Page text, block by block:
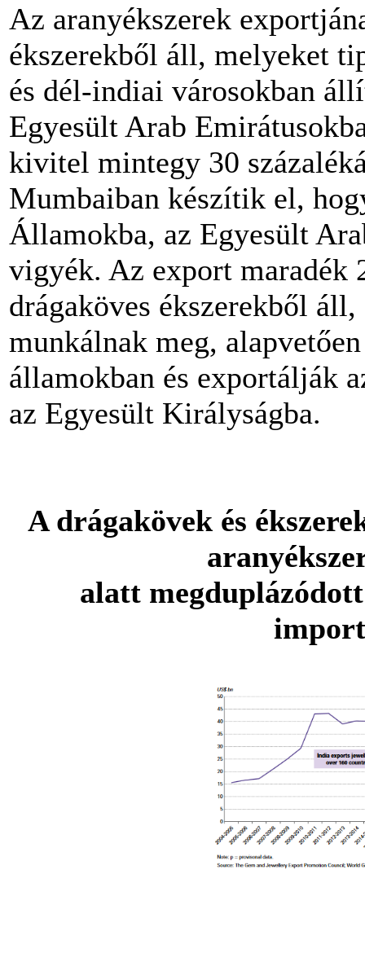
Az aranyékszerek
ékszerekből áll, melyeket
és dél-indiai városokban
Egyesült Arab
kivitel mintegy 30
Mumbaiban készítik el,
Államokba, az Egyesült
vigyék. Az export maradék
drágaköves ékszerekből
munkálnak meg,
államokban és exportálják
az Egyesült Királyságba.
A drágakövek és
alatt